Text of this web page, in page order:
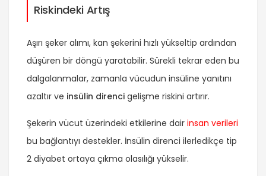
Riskindeki Artış
Aşırı şeker alımı, kan şekerini hızlı yükseltip ardından
düşüren bir döngü yaratabilir. Sürekli tekrar eden bu
dalgalanmalar, zamanla vücudun insüline yanıtını
azaltır ve insülin direnci gelişme riskini artırır.
Şekerin vücut üzerindeki etkilerine dair insan verileri
bu bağlantıyı destekler. İnsülin direnci ilerledikçe tip
2 diyabet ortaya çıkma olasılığı yükselir.